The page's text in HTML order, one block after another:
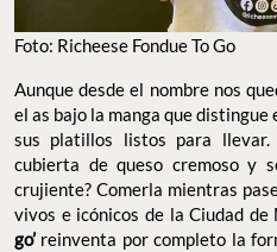
Foto: Richeese Fondue To Go
Aunque desde el nombre nos
el as bajo la manga que
sus platillos listos para llevar.
cubierta de queso cremoso y
crujiente? Comerla mientras
vivos e icónicos de la Ciudad
go’ reinventa por completo la